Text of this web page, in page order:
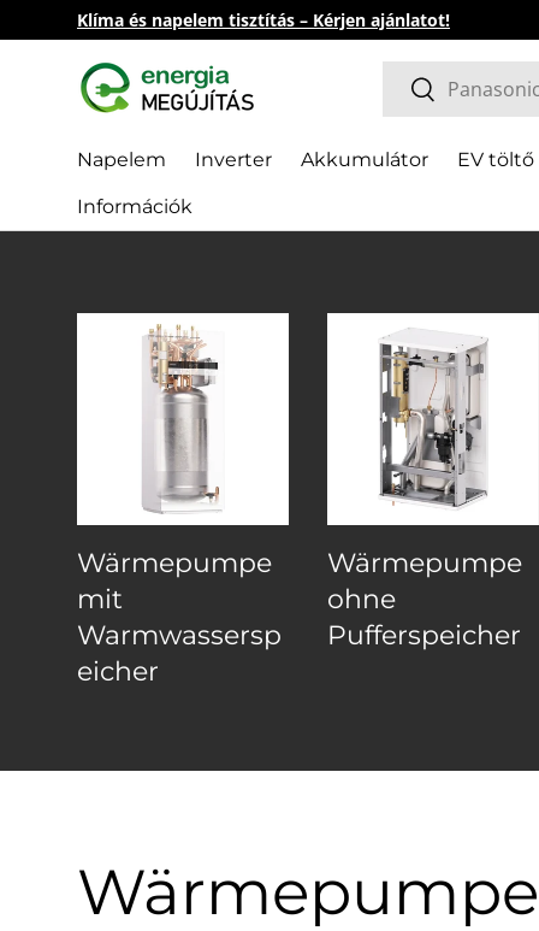
Direkt zum Inhalt
Klíma és napelem tisztítás – Kérjen ajánlatot!
Suchen
Suchen
Napelem Inverter Akkumulátor EV töltő
Információk
Wärmepumpe
mit
Warmwassersp
eicher
Wärmepumpe
ohne
Pufferspeicher
Wärmepumpe